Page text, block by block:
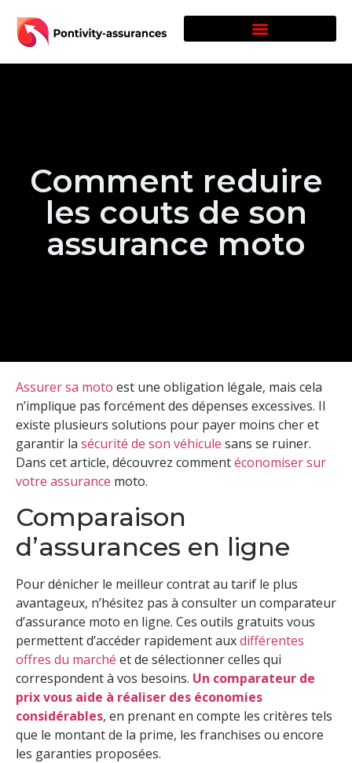
Comment reduire
les couts de son
assurance moto
Assurer sa moto est une obligation légale, mais cela
n’implique pas forcément des dépenses excessives. Il
existe plusieurs solutions pour payer moins cher et
garantir la sécurité de son véhicule sans se ruiner.
Dans cet article, découvrez commentéconomiser sur
votre assurance moto.
Comparaison
d’assurances en ligne
Pour dénicher le meilleur contrat au tarif le plus
avantageux, n’hésitez pas à consulter un comparateur
d’assurance moto en ligne. Ces outils gratuits vous
permettent d’accéder rapidement auxdifférentes
offres du marché et de sélectionner celles qui
correspondent à vos besoins. Un comparateur de
prix vous aide à réaliser des économies
considérables, en prenant en compte les critères tels
que le montant de la prime, les franchises ou encore
les garanties proposées.